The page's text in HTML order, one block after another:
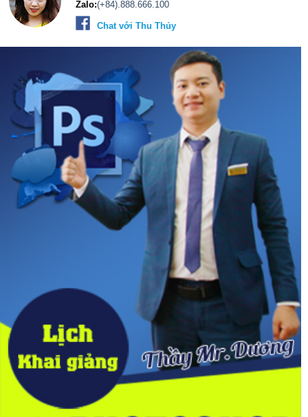
Zalo:(+84).888.666.100
Chat với Thu Thủy